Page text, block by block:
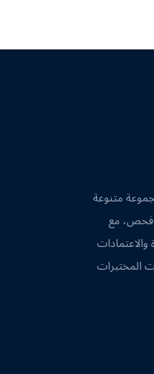
متنوعة
من الفحوصات والتي تزيد عددها عن 4000 فحص، مع
والاعتمادات
المختبرات